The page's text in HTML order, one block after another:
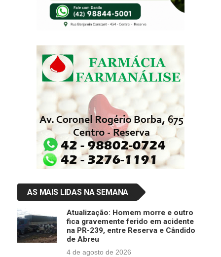
AS MAIS LIDAS NA SEMANA
Atualização: Homem morre e outro
fica gravemente ferido em acidente
na PR-239, entre Reserva e Cândido
de Abreu
4 de agosto de 2026